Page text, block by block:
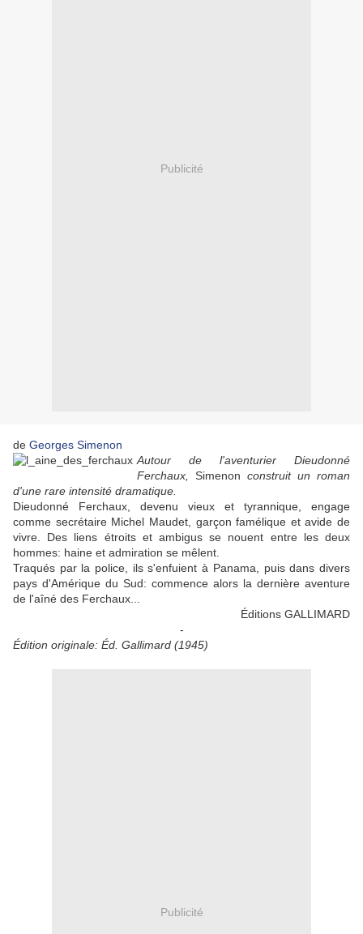
Publicité
de Georges Simenon
Autour de l'aventurier Dieudonné
Ferchaux, Simenon construit un roman
d'une rare intensité dramatique.
Dieudonné Ferchaux, devenu vieux et tyrannique, engage
comme secrétaire Michel Maudet, garçon famélique et avide de
vivre. Des liens étroits et ambigus se nouent entre les deux
hommes: haine et admiration se mêlent.
Traqués par la police, ils s'enfuient à Panama, puis dans divers
pays d'Amérique du Sud: commence alors la dernière aventure
de l'aîné des Ferchaux...
Éditions GALLIMARD
-
Édition originale: Éd. Gallimard (1945)
Publicité